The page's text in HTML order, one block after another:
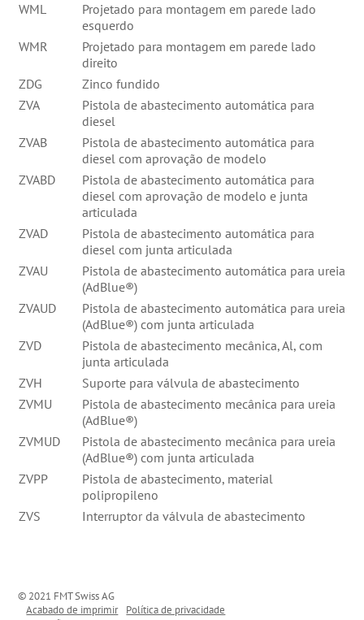
WML
Projetado para montagem em parede lado
esquerdo
WMR
Projetado para montagem em parede lado
direito
ZDG
Zinco fundido
ZVA
Pistola de abastecimento automática para
diesel
ZVAB
Pistola de abastecimento automática para
diesel com aprovação de modelo
ZVABD
Pistola de abastecimento automática para
diesel com aprovação de modelo e junta
articulada
ZVAD
Pistola de abastecimento automática para
diesel com junta articulada
ZVAU
Pistola de abastecimento automática para ureia
(AdBlue®)
ZVAUD
Pistola de abastecimento automática para ureia
(AdBlue®) com junta articulada
ZVD
Pistola de abastecimento mecânica, Al, com
junta articulada
ZVH
Suporte para válvula de abastecimento
ZVMU
Pistola de abastecimento mecânica para ureia
(AdBlue®)
ZVMUD
Pistola de abastecimento mecânica para ureia
(AdBlue®) com junta articulada
ZVPP
Pistola de abastecimento, material
polipropileno
ZVS
Interruptor da válvula de abastecimento
© 2021 FMT Swiss AG
Acabado de imprimir
Política de privacidade